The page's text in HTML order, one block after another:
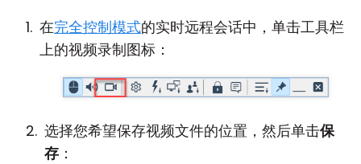
在完全控制模式的实时远程会话中，单击工具栏
上的视频录制图标：
选择您希望保存视频文件的位置，然后单击保
存 ：